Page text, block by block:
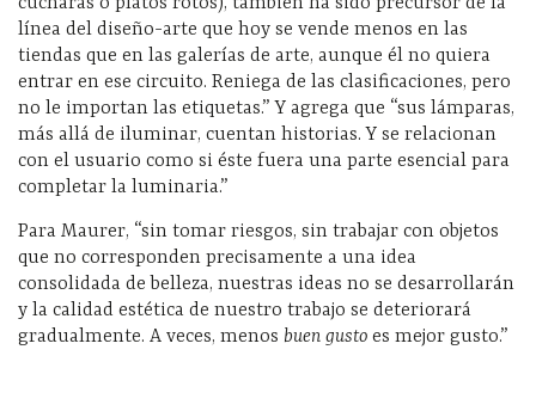
línea del diseño-arte que hoy se vende menos en las
tiendas que en las galerías de arte, aunque él no quiera
entrar en ese circuito. Reniega de las clasificaciones, pero
no le importan las etiquetas.” Y agrega que “sus lámparas,
más allá de iluminar, cuentan historias. Y se relacionan
con el usuario como si éste fuera una parte esencial para
completar la luminaria.”
Para Maurer, “sin tomar riesgos, sin trabajar con objetos
que no corresponden precisamente a una idea
consolidada de belleza, nuestras ideas no se desarrollarán
y la calidad estética de nuestro trabajo se deteriorará
gradualmente. A veces, menos buen gusto es mejor gusto.”